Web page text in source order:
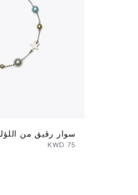
سوار رقيق من